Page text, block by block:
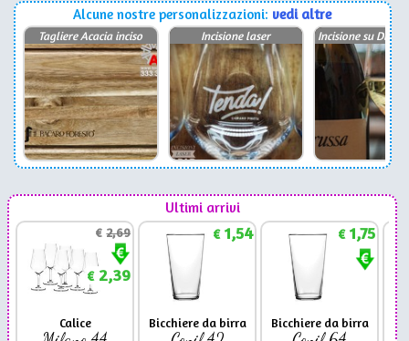
Alcune nostre personalizzazioni: vedi altre
Tagliere Acacia inciso Incisione laser Incisione su
Ultimi arrivi
€2,69
€2,39
Calice
€1,54
Bicchiere da birra
€1,75
Bicchiere da birra